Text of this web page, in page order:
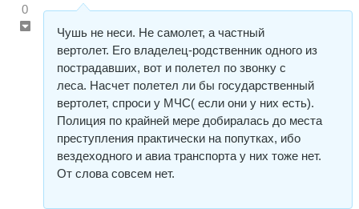
0
Чушь не неси. Не самолет, а частный
вертолет. Его владелец-родственник одного из
пострадавших, вот и полетел по звонку с
леса. Насчет полетел ли бы государственный
вертолет, спроси у МЧС( если они у них есть).
Полиция по крайней мере добиралась до места
преступления практически на попутках, ибо
вездеходного и авиа транспорта у них тоже нет.
От слова совсем нет.